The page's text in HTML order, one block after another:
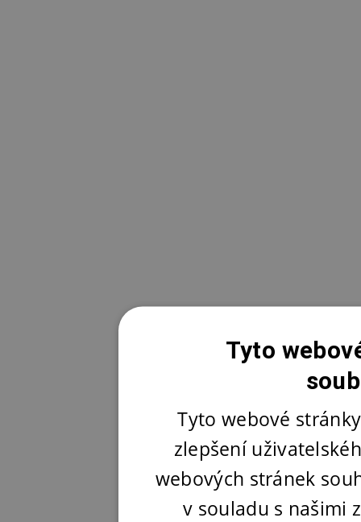
Tyto
Tyto webové
zlepšení
webových stránek
v souladu s našimi